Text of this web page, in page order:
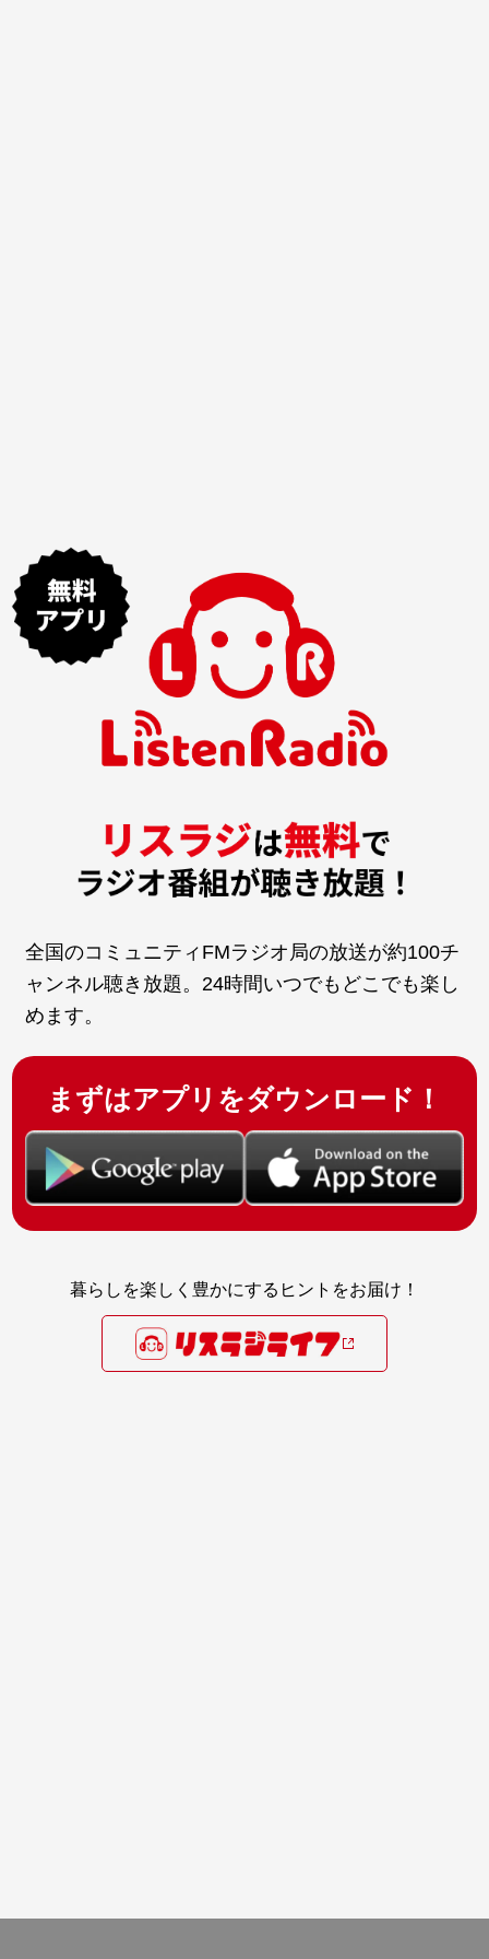
全国のコミュニティFMラジオ局の放送が約100チ
ャンネル聴き放題。24時間いつでもどこでも楽し
めます。
まずはアプリをダウンロード！
暮らしを楽しく豊かにするヒントをお届け！